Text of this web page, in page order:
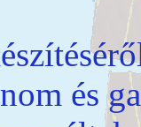
és